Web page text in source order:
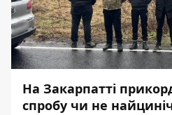
На Закарпатті
спробу чи не